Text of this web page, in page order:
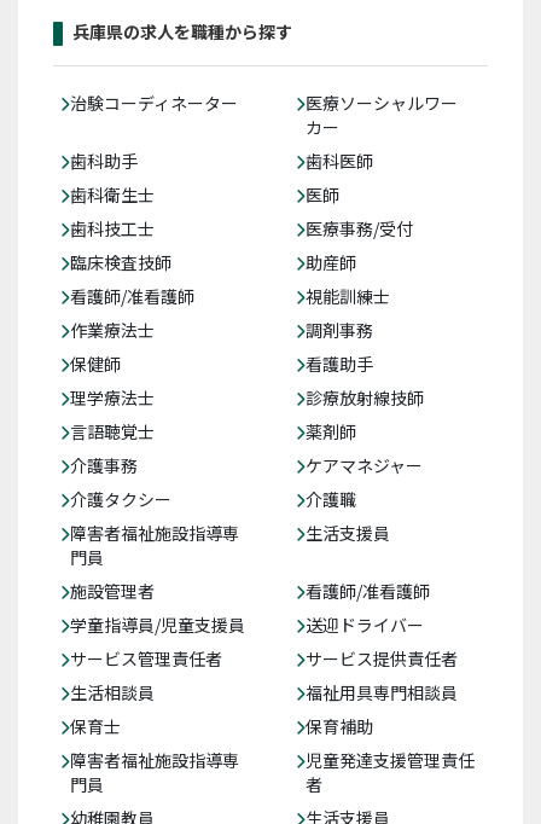
兵庫県の求人を職種から探す
治験コーディネーター
医療ソーシャルワー
カー
歯科助手
歯科医師
歯科衛生士
医師
歯科技工士
医療事務/受付
臨床検査技師
助産師
看護師/准看護師
視能訓練士
作業療法士
調剤事務
保健師
看護助手
理学療法士
診療放射線技師
言語聴覚士
薬剤師
介護事務
ケアマネジャー
介護タクシー
介護職
障害者福祉施設指導専
門員
生活支援員
施設管理者
看護師/准看護師
学童指導員/児童支援員
送迎ドライバー
サービス管理責任者
サービス提供責任者
生活相談員
福祉用具専門相談員
保育士
保育補助
障害者福祉施設指導専
門員
児童発達支援管理責任
者
幼稚園教員
生活支援員